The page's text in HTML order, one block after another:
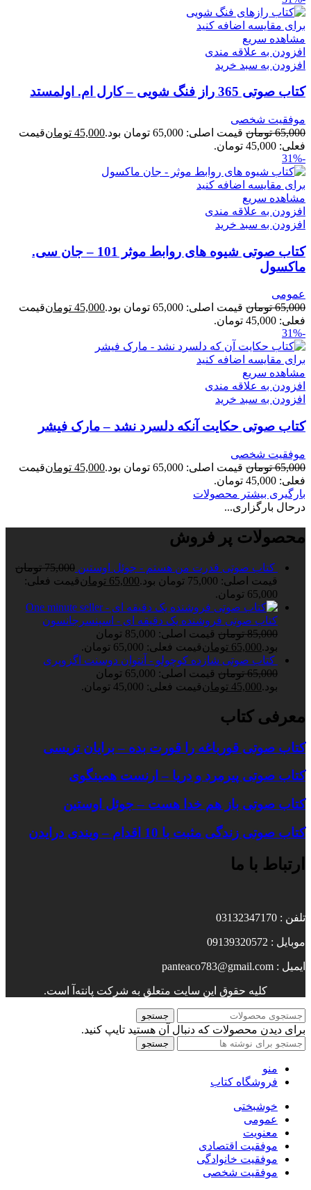
برای مقایسه اضافه کنید
مشاهده سریع
افزودن به علاقه مندی
افزودن به سبد خرید
کتاب صوتی 365 راز فنگ شویی – کارل ام. اولمستد
موفقیت شخصی
65,000 تومان قیمت اصلی: 65,000 تومان بود. 45,000 تومانقیمت
فعلی: 45,000 تومان.
-31%
برای مقایسه اضافه کنید
مشاهده سریع
افزودن به علاقه مندی
افزودن به سبد خرید
کتاب صوتی شیوه های روابط موثر 101 – جان سی.
ماکسول
عمومی
65,000 تومان قیمت اصلی: 65,000 تومان بود. 45,000 تومانقیمت
فعلی: 45,000 تومان.
-31%
برای مقایسه اضافه کنید
مشاهده سریع
افزودن به علاقه مندی
افزودن به سبد خرید
کتاب صوتی حکایت آنکه دلسرد نشد – مارک فیشر
موفقیت شخصی
65,000 تومان قیمت اصلی: 65,000 تومان بود. 45,000 تومانقیمت
فعلی: 45,000 تومان.
بارگیری بیشتر محصولات
درحال بارگزاری...
محصولات پر فروش
کتاب صوتی قدرت من هستم - جوئل اوستین 75,000 تومان
قیمت اصلی: 75,000 تومان بود.
65,000 تومانقیمت فعلی:
65,000 تومان.
کتاب صوتی فروشنده یک دقیقه ای - اسپنسرجانسون
85,000 تومان
قیمت اصلی: 85,000 تومان
بود.65,000 تومانقیمت فعلی: 65,000 تومان.
کتاب صوتی شازده کوچولو - آنتوان دوسنت اگزوپری
65,000 تومان
قیمت اصلی: 65,000 تومان
بود.45,000 تومانقیمت فعلی: 45,000 تومان.
معرفی کتاب
کتاب صوتی قورباغه را قورت بده – برایان تریسی
کتاب صوتی پیرمرد و دریا – ارنست همینگوی
کتاب صوتی باز هم خدا هست – جوئل اوستین
کتاب صوتی زندگی مثبت با 10 اقدام – ویندی درایدن
ارتباط با ما
تلفن : 03132347170
موبایل : 09139320572
ایمیل : panteaco783@gmail.com
کلیه حقوق این سایت متعلق به شرکت پانته‌آ است.
جستجو
برای دیدن محصولات که دنبال آن هستید تایپ کنید.
جستجو
منو
فروشگاه کتاب
خوشبختی
عمومی
معنویت
موفقیت اقتصادی
موفقیت خانوادگی
موفقیت شخصی